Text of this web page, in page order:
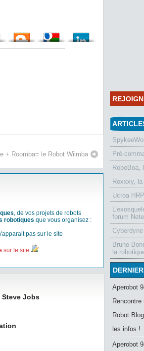
+ Roomba= le Robot Wiimba
, de vos projets de robots
robotiques que vous organisez :
pas sur le site
sur le site
Steve Jobs
Pré-
RoboBoa,
Roxxxy,
Ucroa
forum
Bruno
la
Aperobot
Rencontre
Robot Blog
les infos !
Aperobot